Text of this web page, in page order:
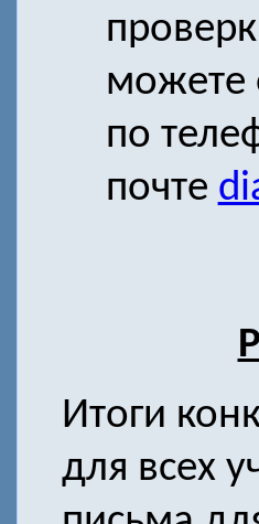
можете
по
почте
Итоги
для всех